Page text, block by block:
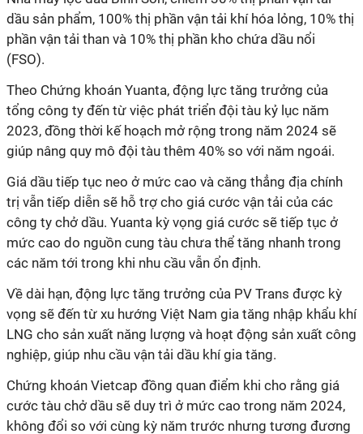
dầu sản phẩm, 100% thị phần vận tải khí hóa lỏng, 10% thị
phần vận tải than và 10% thị phần kho chứa dầu nổi
(FSO).
Theo Chứng khoán Yuanta, động lực tăng trưởng của
tổng công ty đến từ việc phát triển đội tàu kỷ lục năm
2023, đồng thời kế hoạch mở rộng trong năm 2024 sẽ
giúp nâng quy mô đội tàu thêm 40% so với năm ngoái.
Giá dầu tiếp tục neo ở mức cao và căng thẳng địa chính
trị vẫn tiếp diễn sẽ hỗ trợ cho giá cước vận tải của các
công ty chở dầu. Yuanta kỳ vọng giá cước sẽ tiếp tục ở
mức cao do nguồn cung tàu chưa thể tăng nhanh trong
các năm tới trong khi nhu cầu vẫn ổn định.
Về dài hạn, động lực tăng trưởng của PV Trans được kỳ
vọng sẽ đến từ xu hướng Việt Nam gia tăng nhập khẩu khí
LNG cho sản xuất năng lượng và hoạt động sản xuất công
nghiệp, giúp nhu cầu vận tải dầu khí gia tăng.
Chứng khoán Vietcap đồng quan điểm khi cho rằng giá
cước tàu chở dầu sẽ duy trì ở mức cao trong năm 2024,
không đổi so với cùng kỳ năm trước nhưng tương đương